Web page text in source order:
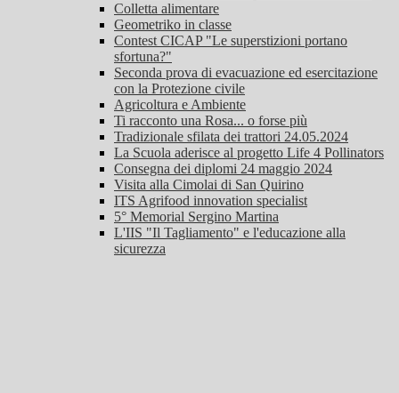
Colletta alimentare
Geometriko in classe
Contest CICAP "Le superstizioni portano
sfortuna?"
Seconda prova di evacuazione ed esercitazione
con la Protezione civile
Agricoltura e Ambiente
Ti racconto una Rosa... o forse più
Tradizionale sfilata dei trattori 24.05.2024
La Scuola aderisce al progetto Life 4 Pollinators
Consegna dei diplomi 24 maggio 2024
Visita alla Cimolai di San Quirino
ITS Agrifood innovation specialist
5° Memorial Sergino Martina
L'IIS "Il Tagliamento" e l'educazione alla
sicurezza